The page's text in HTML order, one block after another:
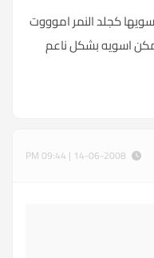
كجلد النمر اموووت
اسويه بشكل ناعم